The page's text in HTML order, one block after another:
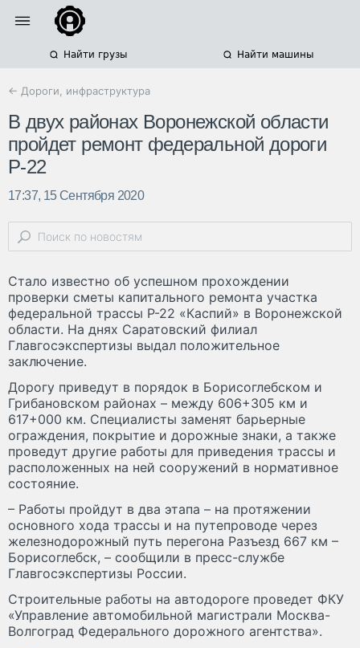
Найти грузы Найти машины
← Дороги, инфраструктура
В двух районах Воронежской области
пройдет ремонт федеральной дороги
Р-22
17:37, 15 Сентября 2020
Стало известно об успешном прохождении
проверки сметы капитального ремонта участка
федеральной трассы Р-22 «Каспий» в Воронежской
области. На днях Саратовский филиал
Главгосэкспертизы выдал положительное
заключение.
Дорогу приведут в порядок в Борисоглебском и
Грибановском районах – между 606+305 км и
617+000 км. Специалисты заменят барьерные
ограждения, покрытие и дорожные знаки, а также
проведут другие работы для приведения трассы и
расположенных на ней сооружений в нормативное
состояние.
– Работы пройдут в два этапа – на протяжении
основного хода трассы и на путепроводе через
железнодорожный путь перегона Разъезд 667 км –
Борисоглебск, – сообщили в пресс-службе
Главгосэкспертизы России.
Строительные работы на автодороге проведет ФКУ
«Управление автомобильной магистрали Москва-
Волгоград Федерального дорожного агентства».